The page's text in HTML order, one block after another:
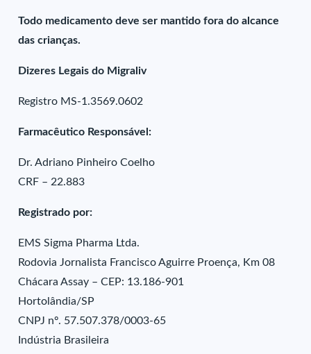
Todo medicamento deve ser mantido fora do alcance
das crianças.
Dizeres Legais do Migraliv
Registro MS-1.3569.0602
Farmacêutico Responsável:
Dr. Adriano Pinheiro Coelho
CRF – 22.883
Registrado por:
EMS Sigma Pharma Ltda.
Rodovia Jornalista Francisco Aguirre Proença, Km 08
Chácara Assay – CEP: 13.186-901
Hortolândia/SP
CNPJ nº. 57.507.378/0003-65
Indústria Brasileira